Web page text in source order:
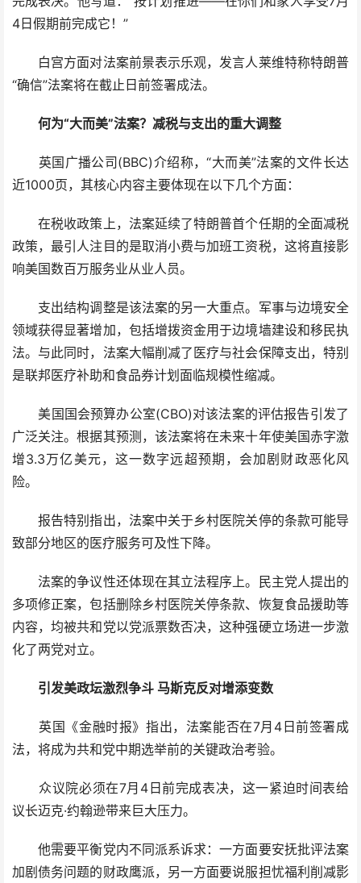
4日假期前完成它！”
白宫方面对法案前景表示乐观，发言人莱维特称特朗普
“确信”法案将在截止日前签署成法。
何为“大而美”法案？减税与支出的重大调整
英国广播公司(BBC)介绍称，“大而美”法案的文件长达
近1000页，其核心内容主要体现在以下几个方面：
在税收政策上，法案延续了特朗普首个任期的全面减税
政策，最引人注目的是取消小费与加班工资税，这将直接影
响美国数百万服务业从业人员。
支出结构调整是该法案的另一大重点。军事与边境安全
领域获得显著增加，包括增拨资金用于边境墙建设和移民执
法。与此同时，法案大幅削减了医疗与社会保障支出，特别
是联邦医疗补助和食品券计划面临规模性缩减。
美国国会预算办公室(CBO)对该法案的评估报告引发了
广泛关注。根据其预测，该法案将在未来十年使美国赤字激
增3.3万亿美元，这一数字远超预期，会加剧财政恶化风
险。
报告特别指出，法案中关于乡村医院关停的条款可能导
致部分地区的医疗服务可及性下降。
法案的争议性还体现在其立法程序上。民主党人提出的
多项修正案，包括删除乡村医院关停条款、恢复食品援助等
内容，均被共和党以党派票数否决，这种强硬立场进一步激
化了两党对立。
引发美政坛激烈争斗 马斯克反对增添变数
英国《金融时报》指出，法案能否在7月4日前签署成
法，将成为共和党中期选举前的关键政治考验。
众议院必须在7月4日前完成表决，这一紧迫时间表给
议长迈克·约翰逊带来巨大压力。
他需要平衡党内不同派系诉求：一方面要安抚批评法案
加剧债务问题的财政鹰派，另一方面要说服担忧福利削减影